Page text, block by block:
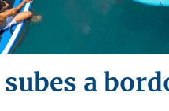
subes a